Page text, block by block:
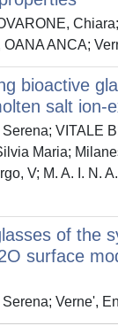
ANCA;
bioactive
salt ion-
VITALE
Maria;
V; M. A. I. N.
of the
surface
Verne',